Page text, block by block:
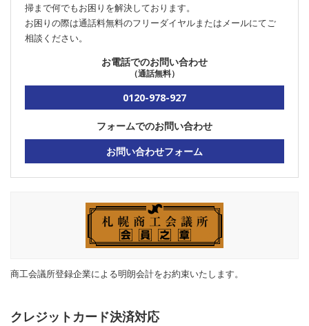
掃まで何でもお困りを解決しております。
お困りの際は通話料無料のフリーダイヤルまたはメールにてご
相談ください。
お電話でのお問い合わせ
（通話無料）
0120-978-927
フォームでのお問い合わせ
お問い合わせフォーム
商工会議所登録企業による明朗会計をお約束いたします。
クレジットカード決済対応